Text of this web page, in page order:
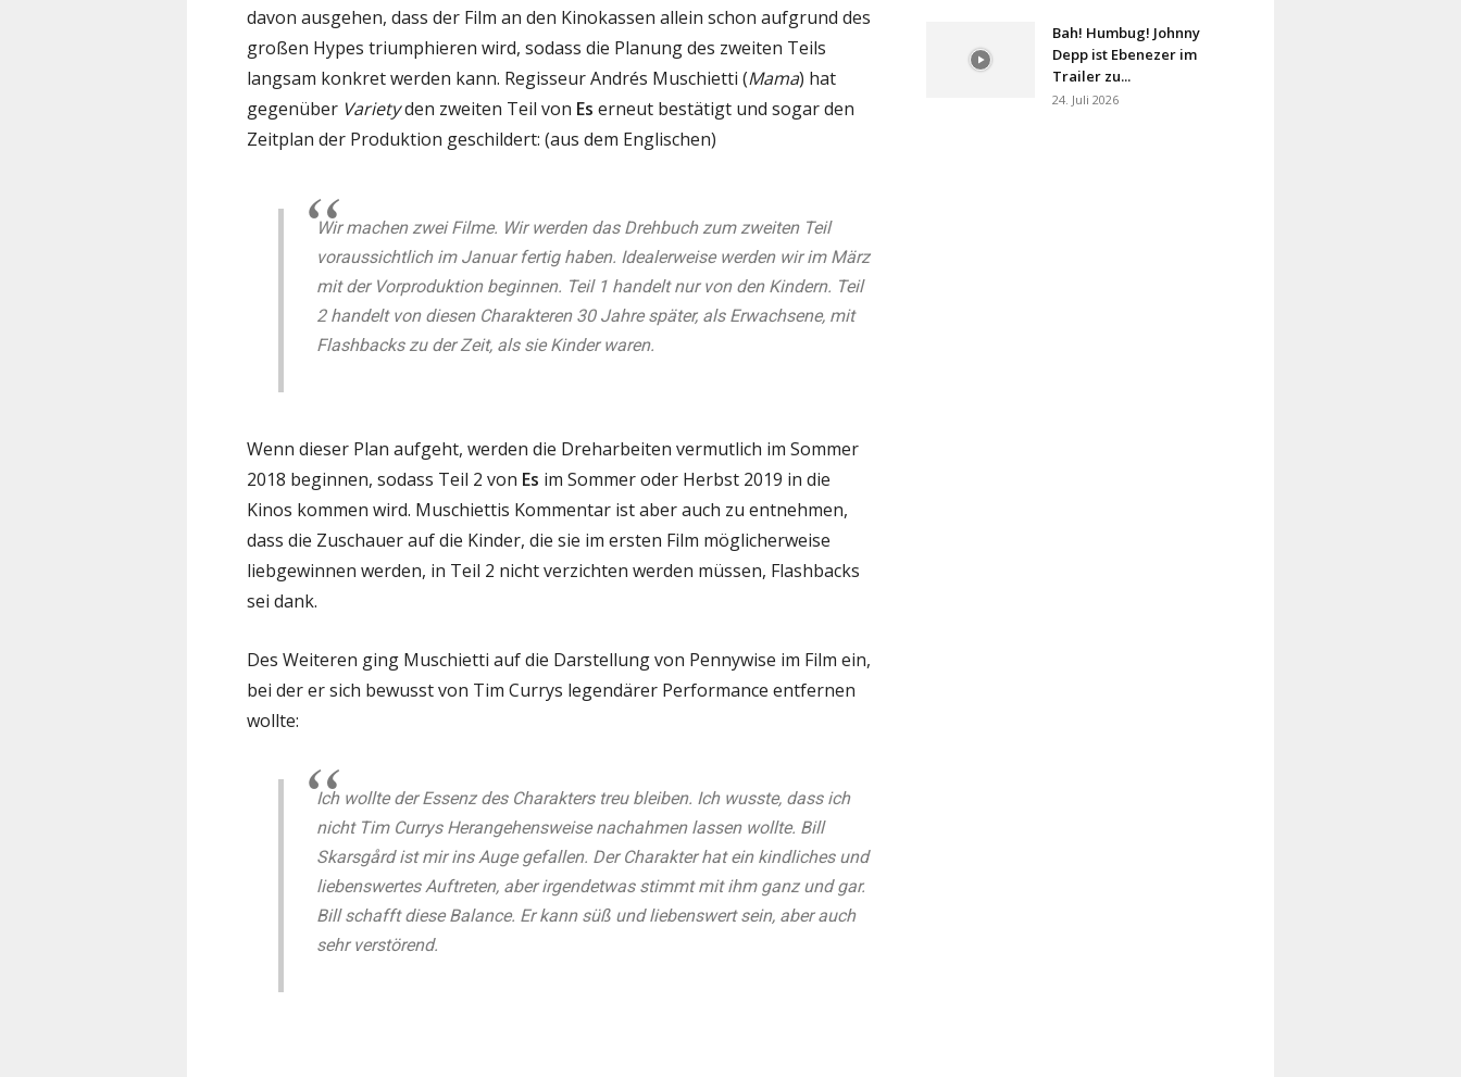
davon ausgehen, dass der Film an den Kinokassen allein schon aufgrund des
großen Hypes triumphieren wird, sodass die Planung des zweiten Teils
langsam konkret werden kann. Regisseur Andrés Muschietti (Mama) hat
gegenüber Varietyden zweiten Teil von Es erneut bestätigt und sogar den
Zeitplan der Produktion geschildert: (aus dem Englischen)
Wir machen zwei Filme. Wir werden das Drehbuch zum zweiten Teil
voraussichtlich im Januar fertig haben. Idealerweise werden wir im März
mit der Vorproduktion beginnen. Teil 1 handelt nur von den Kindern. Teil
2 handelt von diesen Charakteren 30 Jahre später, als Erwachsene, mit
Flashbacks zu der Zeit, als sie Kinder waren.
Wenn dieser Plan aufgeht, werden die Dreharbeiten vermutlich im Sommer
2018 beginnen, sodass Teil 2 von Es im Sommer oder Herbst 2019 in die
Kinos kommen wird. Muschiettis Kommentar ist aber auch zu entnehmen,
dass die Zuschauer auf die Kinder, die sie im ersten Film möglicherweise
liebgewinnen werden, in Teil 2 nicht verzichten werden müssen, Flashbacks
sei dank.
Des Weiteren ging Muschietti auf die Darstellung von Pennywise im Film ein,
bei der er sich bewusst von Tim Currys legendärer Performance entfernen
wollte:
Ich wollte der Essenz des Charakters treu bleiben. Ich wusste, dass ich
nicht Tim Currys Herangehensweise nachahmen lassen wollte. Bill
Skarsgård ist mir ins Auge gefallen. Der Charakter hat ein kindliches und
liebenswertes Auftreten, aber irgendetwas stimmt mit ihm ganz und gar.
Bill schafft diese Balance. Er kann süß und liebenswert sein, aber auch
sehr verstörend.
Bah! Humbug! Johnny
Depp ist Ebenezer im
Trailer zu...
24. Juli 2026